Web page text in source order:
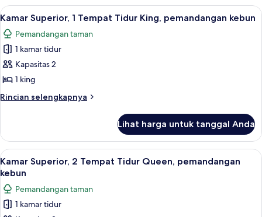
Keluarga,
Beberapa
Tempat
Tidur,
pemandangan
kebun
Lihat
semua
foto
untuk
Kamar
Superior,
1
Tempat
King,
pemandangan
kebun
Isi minibar gratis, brankas, dan tirai
3
Kamar Superior, 1 Tempat Tidur King, pemandangan kebun
Pemandangan taman
1 kamar tidur
Kapasitas 2
1 king
Rincian selengkapnya
Rincian
Kamar
Superior,
1
Tempat
King,
pemandangan
kebun
Lihat harga untuk tanggal Anda
Lihat
semua
foto
untuk
Kamar
Isi minibar gratis, brankas, dan tirai
3
Kamar Superior, 2 Tempat Tidur Queen, pemandangan
kebun
Pemandangan taman
1 kamar tidur